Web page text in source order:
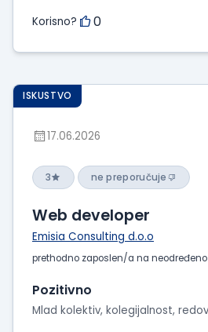
Korisno? 0
ISKUSTVO
17.06.2026
3 ne preporučuje
Web developer
Emisia Consulting d.o.o
prethodno zaposlen/a na
Pozitivno
Mlad kolektiv, kolegijalnost,